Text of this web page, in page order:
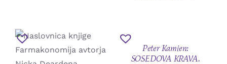
PODROBNOSTI
35,00 €.
V
KOŠARICOPeter Kamien:
SOSEDOVA KRAVA.